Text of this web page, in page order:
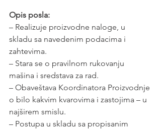
Opis posla:
– Realizuje proizvodne naloge, u
skladu sa navedenim podacima i
zahtevima.
– Stara se o pravilnom rukovanju
mašina i sredstava za rad.
– Obaveštava Koordinatora Proizvodnje
o bilo kakvim kvarovima i zastojima – u
najširem smislu.
– Postupa u skladu sa propisanim